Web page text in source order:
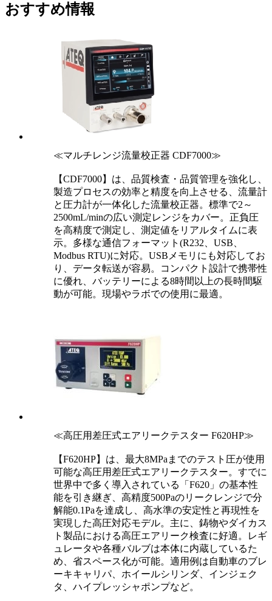
おすすめ情報
≪マルチレンジ流量校正器 CDF7000≫
【CDF7000】は、品質検査・品質管理を強化し、
製造プロセスの効率と精度を向上させる、流量計
と圧力計が一体化した流量校正器。標準で2～
2500mL/minの広い測定レンジをカバー。正負圧
を高精度で測定し、測定値をリアルタイムに表
示。多様な通信フォーマット(R232、USB、
Modbus RTU)に対応。USBメモリにも対応してお
り、データ転送が容易。コンパクト設計で携帯性
に優れ、バッテリーによる8時間以上の長時間駆
動が可能。現場やラボでの使用に最適。
≪高圧用差圧式エアリークテスター F620HP≫
【F620HP】は、最大8MPaまでのテスト圧が使用
可能な高圧用差圧式エアリークテスター。すでに
世界中で多く導入されている「F620」の基本性
能を引き継ぎ、高精度500Paのリークレンジで分
解能0.1Paを達成し、高水準の安定性と再現性を
実現した高圧対応モデル。主に、鋳物やダイカス
ト製品における高圧エアリーク検査に好適。レギ
ュレータや各種バルブは本体に内蔵しているた
め、省スペース化が可能。適用例は自動車のブレ
ーキキャリパ、ホイールシリンダ、インジェク
タ、ハイプレッシャポンプなど。